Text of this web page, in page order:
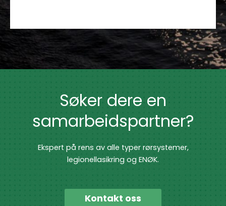
Søker dere en
samarbeidspartner?
Ekspert på rens av alle typer rørsystemer,
legionellasikring og ENØK.
Kontakt oss